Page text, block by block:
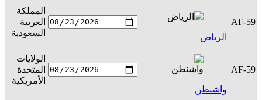
AF-59
الرياض
المملكة
العربية
السعودية
AF-59
واشنطن
الولايات
المتحدة
الأمريكية